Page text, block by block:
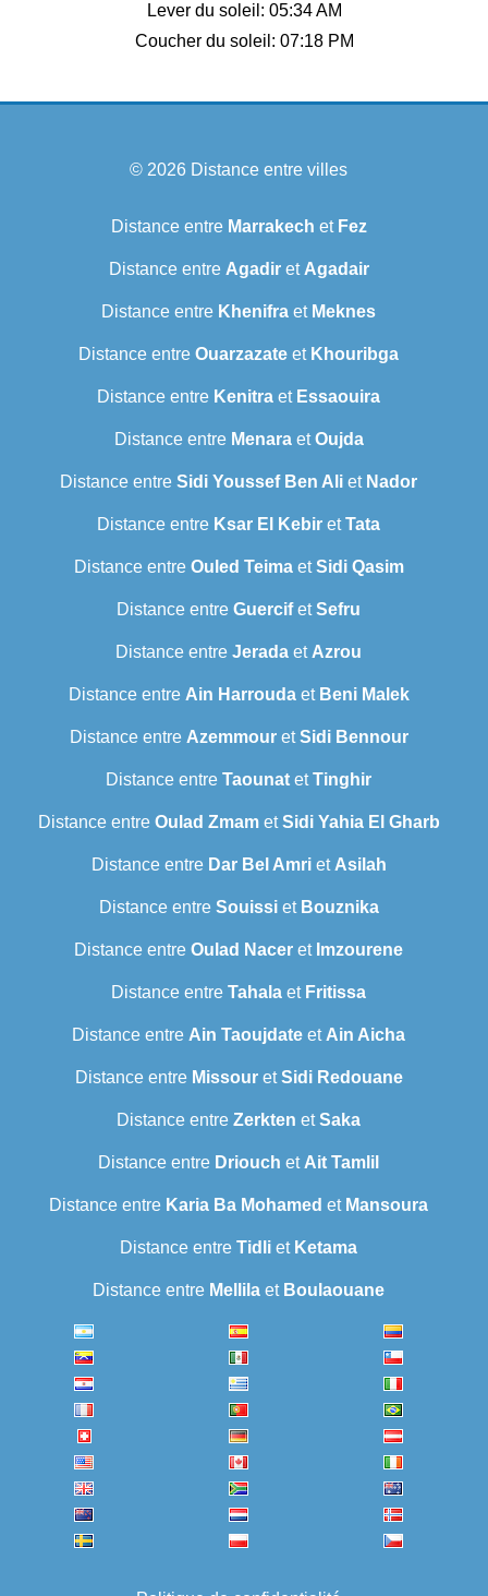
Lever du soleil: 05:34 AM
Coucher du soleil: 07:18 PM
© 2026 Distance entre villes
Distance entre Marrakech et Fez
Distance entre Agadiret Agadair
Distance entre Khenifra et Meknes
Distance entre Ouarzazate et Khouribga
Distance entre Kenitra et Essaouira
Distance entre MenaraetOujda
Distance entre Sidi Youssef Ben Ali et Nador
Distance entre Ksar El Kebir etTata
Distance entre Ouled TeimaetSidi Qasim
Distance entre GuercifetSefru
Distance entre Jerada et Azrou
Distance entre Ain Harroudaet Beni Malek
Distance entre AzemmouretSidi Bennour
Distance entre Taounat etTinghir
Distance entre Oulad ZmametSidi Yahia El Gharb
Distance entre Dar Bel Amriet Asilah
Distance entre Souissiet Bouznika
Distance entre Oulad Nacer et Imzourene
Distance entre Tahala et Fritissa
Distance entre Ain Taoujdate et Ain Aicha
Distance entre MissouretSidi Redouane
Distance entre Zerkten etSaka
Distance entre Driouch et Ait Tamlil
Distance entre Karia Ba Mohamed et Mansoura
Distance entre Tidli et Ketama
Distance entre Mellila et Boulaouane